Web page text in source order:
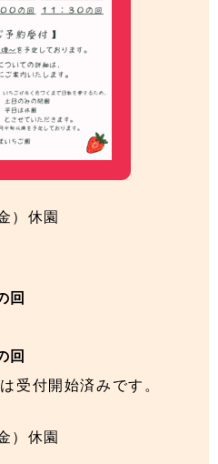
）休園
回
回
受付開始済みです。
）休園